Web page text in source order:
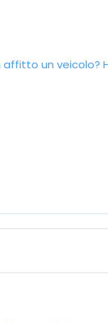
affitto un veicolo?